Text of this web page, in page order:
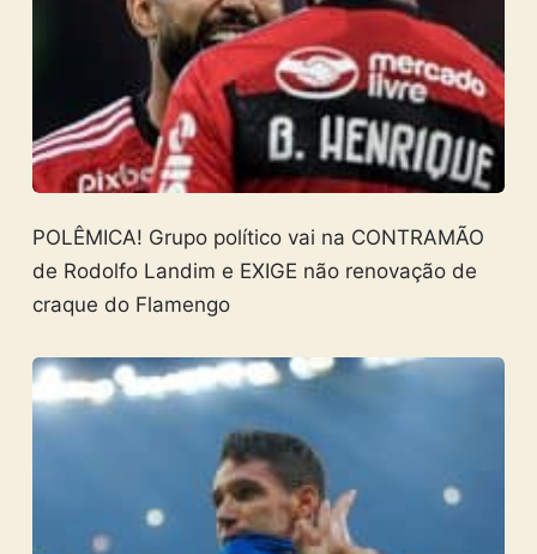
POLÊMICA! Grupo político vai na CONTRAMÃO
de Rodolfo Landim e EXIGE não renovação de
craque do Flamengo